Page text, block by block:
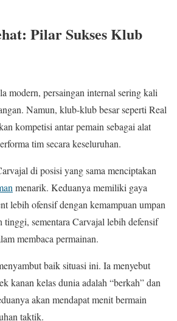
Pilar Sukses Klub
modern, persaingan internal sering kali
Namun, klub-klub besar seperti Real
kompetisi antar pemain sebagai alat
tim secara keseluruhan.
di posisi yang sama menciptakan
menarik. Keduanya memiliki gaya
lebih ofensif dengan kemampuan umpan
tinggi, sementara Carvajal lebih defensif
membaca permainan.
baik situasi ini. Ia menyebut
kanan kelas dunia adalah “berkah” dan
akan mendapat menit bermain
taktik.